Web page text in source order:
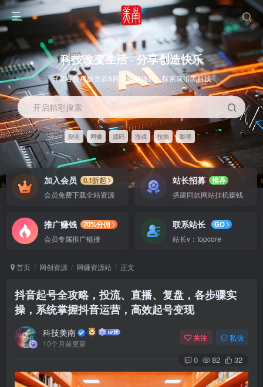
OS教程 SOFT教程
Arch Linux Android 16
科技改变生活 · 分享创造快乐
分享各类稀缺资源&网创实战项目，探索前沿黑科技
开启精彩搜索
副业 网赚 源码 游戏 技能 影视
加入会员
0.1折起
会员免费下载全站资源
站长招募
推荐
搭建同款网站挂机赚钱
推广赚钱
70%分佣
会员专属推广链接
联系站长
GO
站长v：topcore
首页 网创资源 网赚资源站 正文
抖音起号全攻略，投流、直播、复盘，各步骤实
操，系统掌握抖音运营，高效起号变现
科技美南
10个月前更新
关注 私信
0 82 32